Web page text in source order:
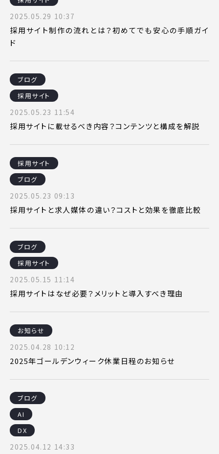
2025.05.29 10:37
採用サイト制作の流れとは？初めてでも安心の手順ガイ
ド
ブログ
採用サイト
2025.05.23 11:54
採用サイトに載せるべき内容？コンテンツと構成を解説
採用サイト
ブログ
2025.05.23 09:13
採用サイトと求人媒体の違い？コストと効果を徹底比較
ブログ
採用サイト
2025.05.15 11:14
採用サイトはなぜ必要？メリットと導入すべき理由
お知らせ
2025.04.28 10:12
2025年ゴールデンウィーク休業日程のお知らせ
ブログ
AI
DX
2025.04.12 14:33